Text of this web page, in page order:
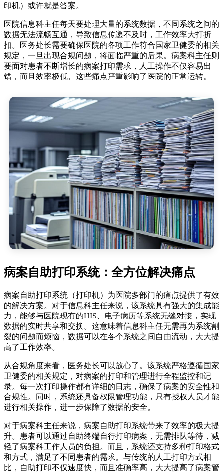
印机）或许就是答案。
医院信息科主任每天要处理大量的系统数据，不同系统之间的
数据无法流畅互通，导致信息传递不及时，工作效率大打折
扣。医务处长需要确保医院的各项工作符合国家卫健委的相关
规定，一旦出现合规问题，将面临严重的后果。病案科主任则
要面对患者不断增长的病案打印需求，人工操作不仅容易出
错，而且效率极低。这些痛点严重影响了医院的正常运转。
病案自助打印系统：全方位解决痛点
病案自助打印系统（打印机）为医院多部门的痛点提供了有效
的解决方案。对于信息科主任来说，该系统具有强大的集成能
力，能够与医院现有的HIS、电子病历等系统无缝对接，实现
数据的实时共享和交换。这意味着信息科主任无需再为系统割
裂的问题而烦恼，数据可以在各个系统之间自由流动，大大提
高了工作效率。
从合规角度来看，医务处长可以放心了。该系统严格遵循国家
卫健委的相关规定，对病案的打印和管理进行全程监控和记
录。每一次打印操作都有详细的日志，确保了病案的安全性和
合规性。同时，系统还具备权限管理功能，只有授权人员才能
进行相关操作，进一步保障了数据的安全。
对于病案科主任来说，病案自助打印系统带来了效率的极大提
升。患者可以通过自助终端自行打印病案，无需排队等待，减
轻了病案科工作人员的负担。而且，系统还支持多种打印格式
和方式，满足了不同患者的需求。与传统的人工打印方式相
比，自助打印不仅速度快，而且准确率高，大大提高了病案管